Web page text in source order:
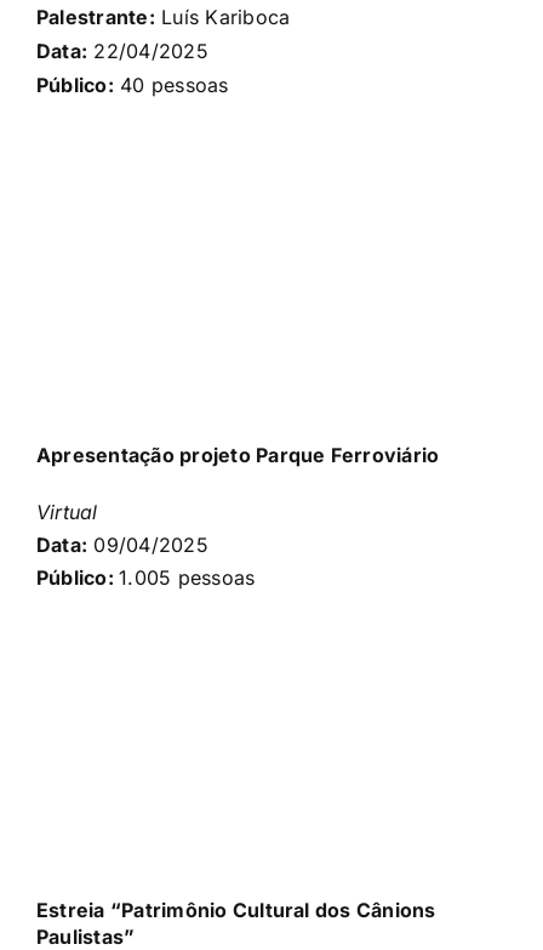
Palestrante: Luís Kariboca
Data: 22/04/2025
Público: 40 pessoas
Apresentação projeto Parque Ferroviário
Virtual
Data: 09/04/2025
Público:1.005 pessoas
Estreia “Patrimônio Cultural dos Cânions
Paulistas”